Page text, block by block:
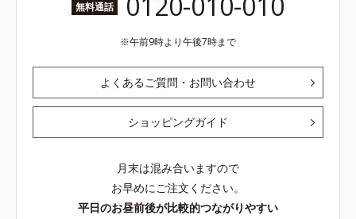
無料通話
午前9時より午後7時まで
よくあるご質問・お問い合わせ
ショッピングガイド
月末は混み合いますので
お早めにご注文ください。
平日のお昼前後が比較的つながりやすい